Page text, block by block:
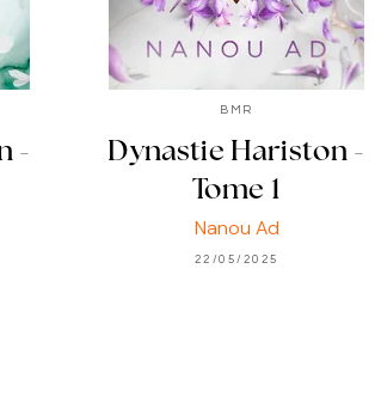
-
BMR
Dynastie Hariston -
Tome 1
Nanou Ad
22/05/2025